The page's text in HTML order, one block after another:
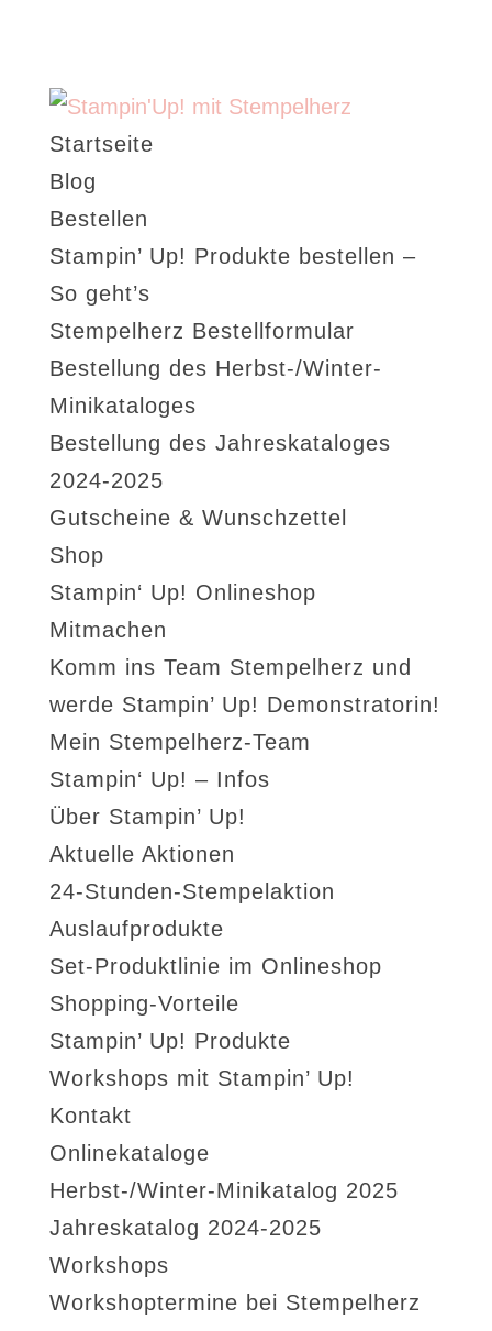
Startseite
Blog
Bestellen
Stampin’ Up! Produkte bestellen –
So geht’s
Stempelherz Bestellformular
Bestellung des Herbst-/Winter-
Minikataloges
Bestellung des Jahreskataloges
2024-2025
Gutscheine & Wunschzettel
Shop
Stampin‘ Up! Onlineshop
Mitmachen
Komm ins Team Stempelherz und
werde Stampin’ Up! Demonstratorin!
Mein Stempelherz-Team
Stampin‘ Up! – Infos
Über Stampin’ Up!
Aktuelle Aktionen
24-Stunden-Stempelaktion
Auslaufprodukte
Set-Produktlinie im Onlineshop
Shopping-Vorteile
Stampin’ Up! Produkte
Workshops mit Stampin’ Up!
Kontakt
Onlinekataloge
Herbst-/Winter-Minikatalog 2025
Jahreskatalog 2024-2025
Workshops
Workshoptermine bei Stempelherz